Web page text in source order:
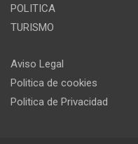
POLITICA
TURISMO
Aviso Legal
Politica de cookies
Politica de Privacidad